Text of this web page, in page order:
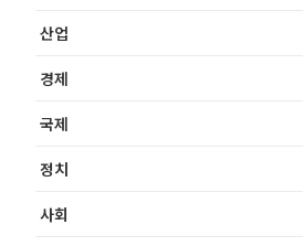
산업
경제
국제
정치
사회